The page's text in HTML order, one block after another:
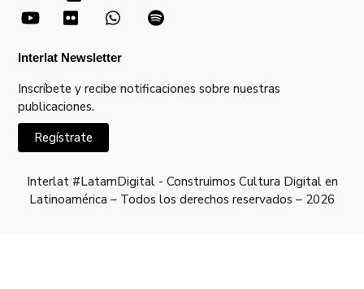
Interlat Newsletter
Inscríbete y recibe notificaciones sobre nuestras
publicaciones.
Regístrate
Interlat #LatamDigital - Construimos Cultura Digital en
Latinoamérica – Todos los derechos reservados – 2026